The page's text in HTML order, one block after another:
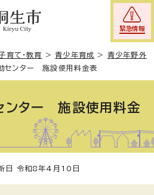
緊急情報
育て・教育 >青少年育成 > 青少年野外
センター 施設使用料金表
ンター 施設使用料金
令和8年4月10日